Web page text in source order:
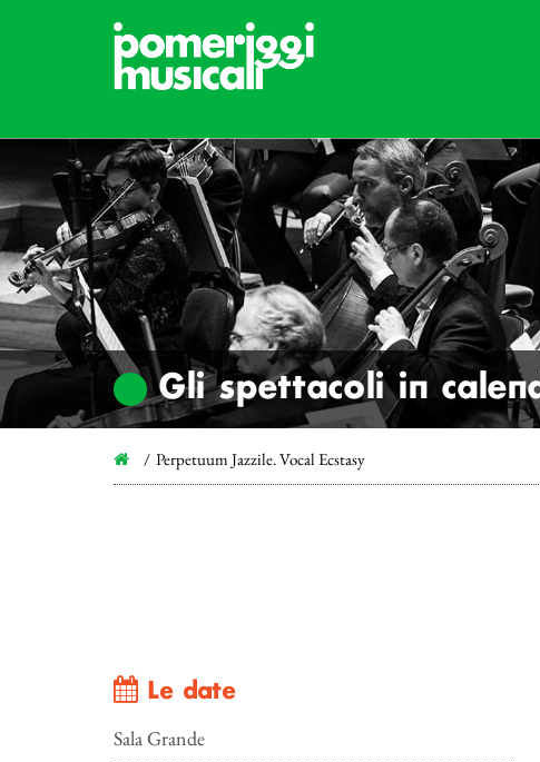
Gli spettacoli in
Perpetuum Jazzile. Vocal Ecstasy
Le date
Sala Grande